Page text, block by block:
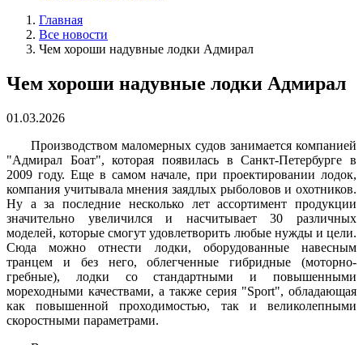
Главная
Все новости
Чем хороши надувные лодки Адмирал
Чем хороши надувные лодки Адмирал
01.03.2026
Производством маломерных судов занимается компанией
"Адмирал Боат", которая появилась в Санкт-Петербурге в
2009 году. Еще в самом начале, при проектировании лодок,
компания учитывала мнения заядлых рыболовов и охотников.
Ну а за последние несколько лет ассортимент продукции
значительно увеличился и насчитывает 30 различных
моделей, которые смогут удовлетворить любые нужды и цели.
Сюда можно отнести лодки, оборудованные навесным
транцем и без него, облегченные гибридные (моторно-
гребные), лодки со стандартными и повышенными
мореходными качествами, а также серия "Sport", обладающая
как повышенной проходимостью, так и великолепными
скоростными параметрами.